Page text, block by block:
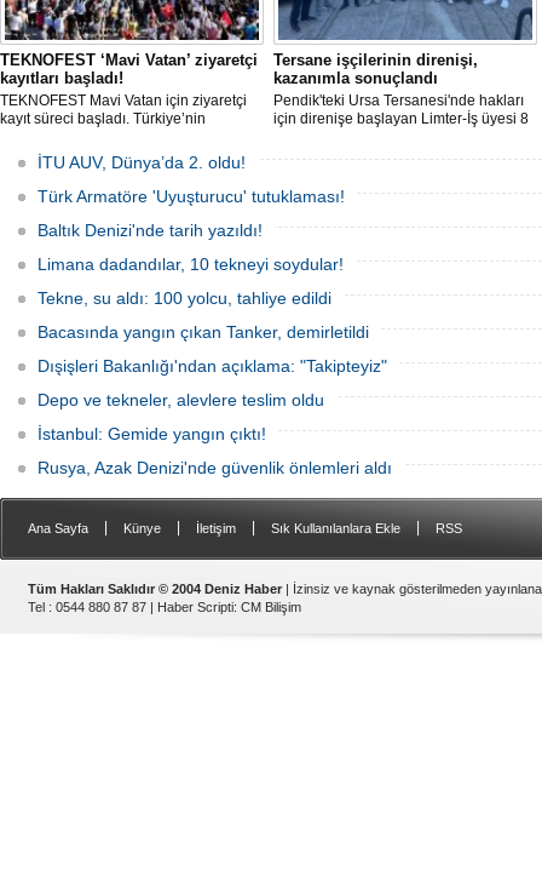
TEKNOFEST ‘Mavi Vatan’ ziyaretçi
kayıtları başladı!
TEKNOFEST Mavi Vatan için ziyaretçi
kayıt süreci başladı. Türkiye’nin
odaklanan etkinliği, 20-23 Ağustos
tarihleri arasında Gölcük Tersanesi
Komutanlığı’nda gerçekleştirilecek.
Tersane işçilerinin direnişi,
kazanımla sonuçlandı
Pendik'teki Ursa Tersanesi'nde hakları
için direnişe başlayan Limter-İş üyesi 8
arabulucu görüşmesinde tüm
Sendika, sözlerin tutulmaması halinde
İTU AUV, Dünya’da 2. oldu!
Türk Armatöre 'Uyuşturucu' tutuklaması!
Baltık Denizi'nde tarih yazıldı!
Limana dadandılar, 10 tekneyi soydular!
Tekne, su aldı: 100 yolcu, tahliye edildi
Bacasında yangın çıkan Tanker, demirletildi
Dışişleri Bakanlığı'ndan açıklama: "Takipteyiz"
Depo ve tekneler, alevlere teslim oldu
İstanbul: Gemide yangın çıktı!
Rusya, Azak Denizi'nde güvenlik önlemleri aldı
Ana Sayfa Künye İletişim Sık Kullanılanlara Ekle RSS
Tüm Hakları Saklıdır © 2004 Deniz Haber | İzinsiz ve kaynak gösterilmeden
Tel : 0544 880 87 87 | Haber Scripti: CM Bilişim